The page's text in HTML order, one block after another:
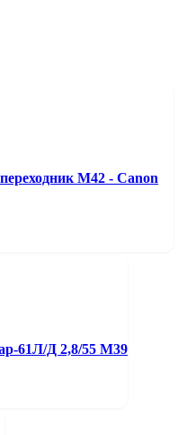
M42 - Canon
61Л/Д 2,8/55 М39